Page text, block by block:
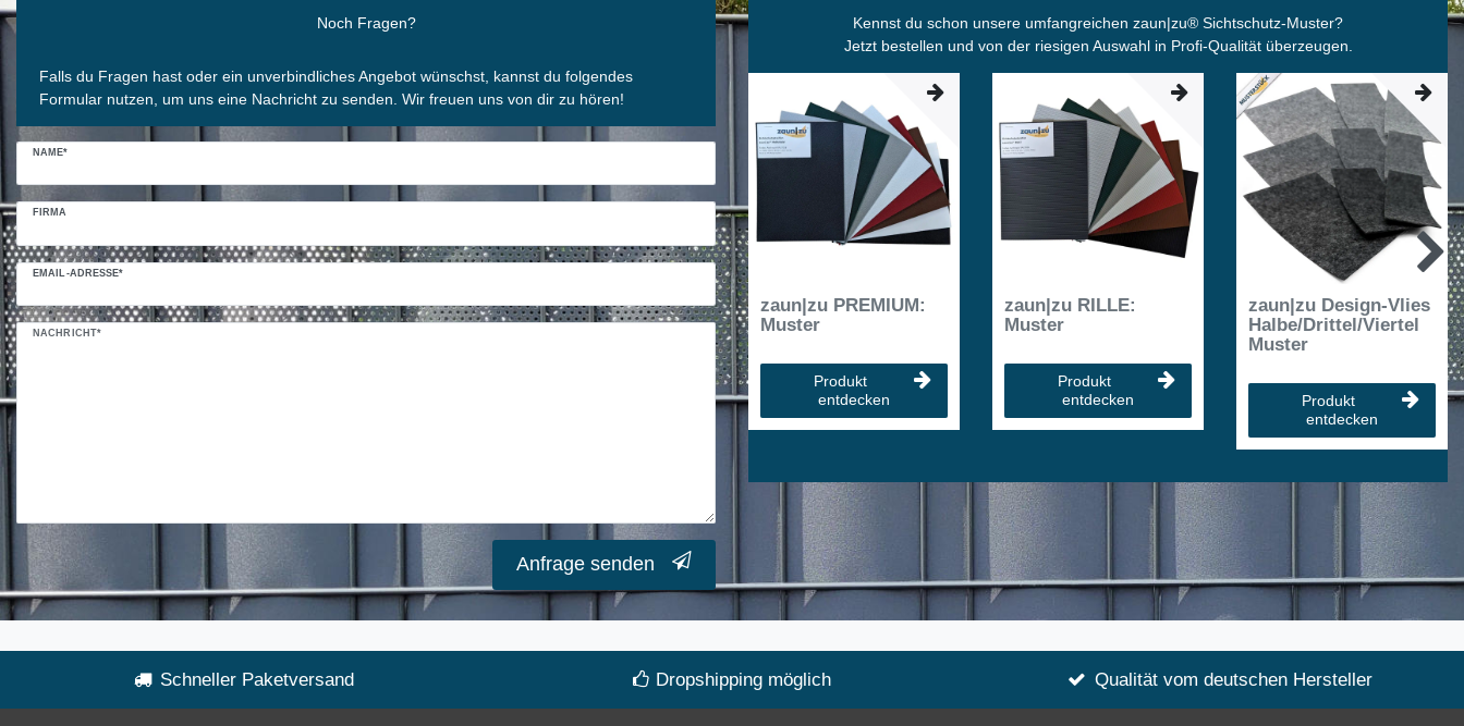
Noch Fragen?
Falls du Fragen hast oder ein unverbindliches Angebot wünschst, kannst du folgendes
Formular nutzen, um uns eine Nachricht zu senden. Wir freuen uns von dir zu hören!
NAME*
FIRMA
EMAIL-ADRESSE*
NACHRICHT*
Anfrage senden
Kennst du schon unsere umfangreichen zaun|zu® Sichtschutz-Muster?
Jetzt bestellen und von der riesigen Auswahl in Profi-Qualität überzeugen.
zaun|zu PREMIUM:
Muster
Produkt
entdecken
zaun|zu RILLE:
Muster
Produkt
entdecken
zaun|zu Design-Vlies
Halbe/Drittel/Viertel
Muster
Produkt
entdecken
Schneller Paketversand Dropshipping möglich Qualität vom deutschen Hersteller